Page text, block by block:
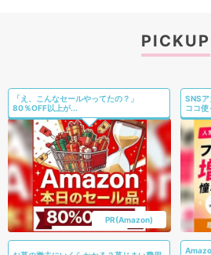
PICKUP
「え、こんなセールやってたの？」
80％OFF以上が...
PR(Amazon)
SNS
ココ使